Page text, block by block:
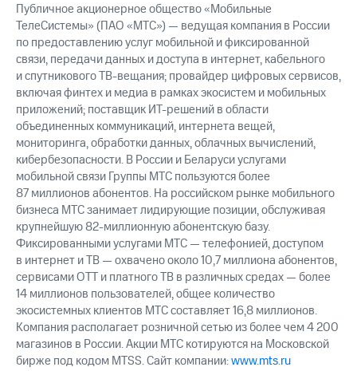
Публичное акционерное общество «Мобильные
ТелеСистемы» (ПАО «МТС») — ведущая компания в России
по предоставлению услуг мобильной и фиксированной
связи, передачи данных и доступа в интернет, кабельного
и спутникового ТВ-вещания; провайдер цифровых сервисов,
включая финтех и медиа в рамках экосистем и мобильных
приложений; поставщик ИТ-решений в области
объединенных коммуникаций, интернета вещей,
мониторинга, обработки данных, облачных вычислений,
кибербезопасности. В России и Беларуси услугами
мобильной связи Группы МТС пользуются более
87 миллионов абонентов. На российском рынке мобильного
бизнеса МТС занимает лидирующие позиции, обслуживая
крупнейшую 82-миллионную абонентскую базу.
Фиксированными услугами МТС — телефонией, доступом
в интернет и ТВ — охвачено около 10,7 миллиона абонентов,
сервисами OTT и платного ТВ в различных средах — более
14 миллионов пользователей, общее количество
экосистемных клиентов МТС составляет 16,8 миллионов.
Компания располагает розничной сетью из более чем 4 200
магазинов в России. Акции МТС котируются на Московской
бирже под кодом MTSS. Сайт компании:www.mts.ru